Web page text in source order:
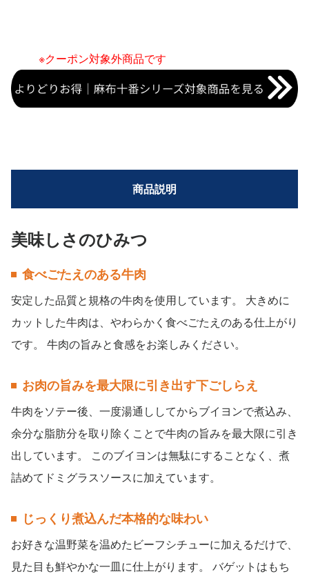
※クーポン対象外商品です
商品説明
美味しさのひみつ
食べごたえのある牛肉
安定した品質と規格の牛肉を使用しています。 大きめに
カットした牛肉は、やわらかく食べごたえのある仕上がり
です。 牛肉の旨みと食感をお楽しみください。
お肉の旨みを最大限に引き出す下ごしらえ
牛肉をソテー後、一度湯通ししてからブイヨンで煮込み、
余分な脂肪分を取り除くことで牛肉の旨みを最大限に引き
出しています。 このブイヨンは無駄にすることなく、煮
詰めてドミグラスソースに加えています。
じっくり煮込んだ本格的な味わい
お好きな温野菜を温めたビーフシチューに加えるだけで、
見た目も鮮やかな一皿に仕上がります。 バゲットはもち